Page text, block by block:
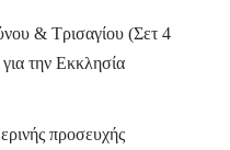
& Τρισαγίου (Σετ 4
την Εκκλησία